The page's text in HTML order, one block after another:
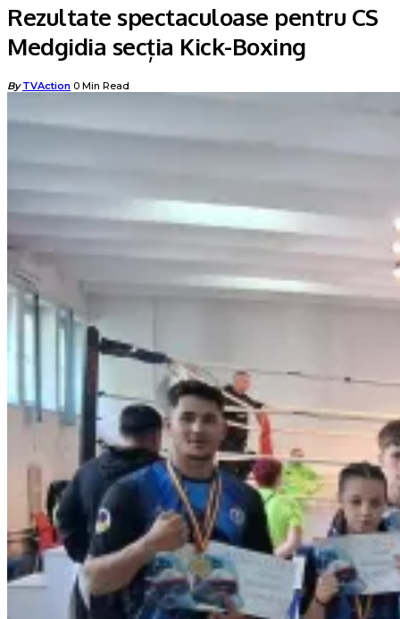
Rezultate spectaculoase pentru CS
Medgidia secția Kick-Boxing
Posted
ByTVAction 0 Min Read